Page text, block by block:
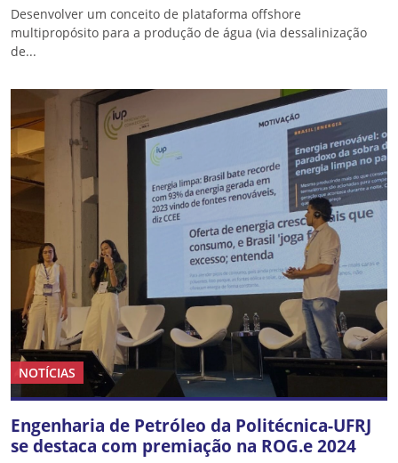
Desenvolver um conceito de plataforma offshore
multipropósito para a produção de água (via dessalinização
de...
NOTÍCIAS
Engenharia de Petróleo da Politécnica-UFRJ
se destaca com premiação na ROG.e 2024